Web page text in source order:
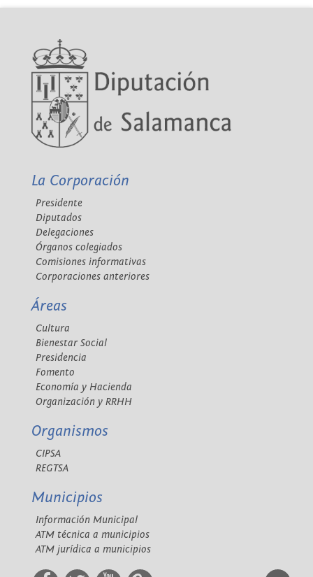
La Corporación
Presidente
Diputados
Delegaciones
Órganos colegiados
Comisiones informativas
Corporaciones anteriores
Áreas
Cultura
Bienestar Social
Presidencia
Fomento
Economía y Hacienda
Organización y RRHH
Organismos
CIPSA
REGTSA
Municipios
Información Municipal
ATM técnica a municipios
ATM jurídica a municipios